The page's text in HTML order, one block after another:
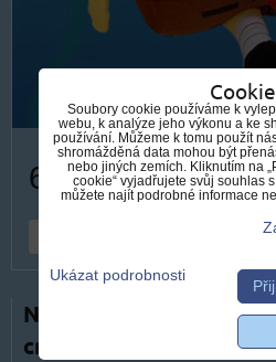
609 Kč
Náhradní náboje do
cm | Pěnové šipky -
Soubory cookie používáme k
webu, k analýze jeho výkonu a ke
používání. Můžeme k tomu použít
shromážděná data mohou být
nebo jiných zemích. Kliknutím na
cookie“ vyjadřujete svůj souhlas
můžete najít podrobné informace
Ukázat podrobnosti